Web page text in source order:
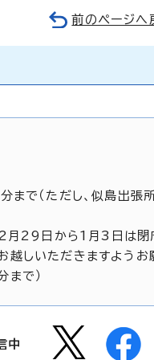
前のページへ
で（ただし、似島出
月29日から1月3日は閉
しいただきますようお願
で）
中